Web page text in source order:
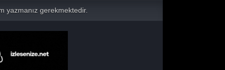
yazmanız gerekmektedir.